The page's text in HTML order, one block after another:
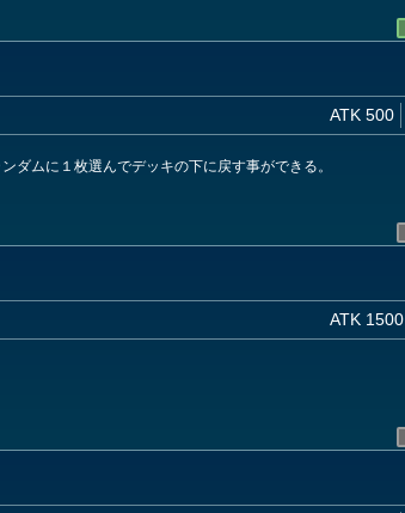
ATK 500
ダムに１枚選んでデッキの下に戻す事ができる。
ATK 1500